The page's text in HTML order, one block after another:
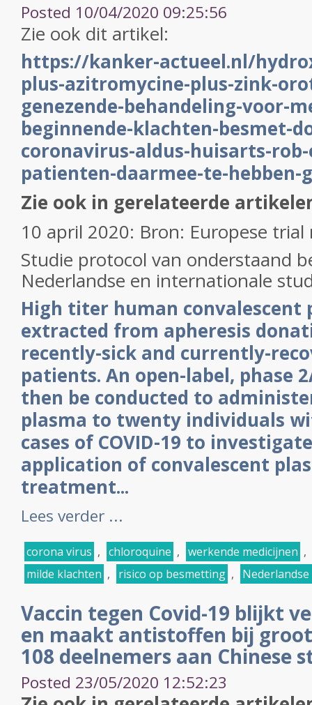
Posted 10/04/2020 09:25:56
Zie ook dit artikel:
https://kanker-actueel.nl/
plus-azitromycine-plus-zink-
genezende-behandeling-voor-
beginnende-klachten-besmet-
coronavirus-aldus-huisarts-
patienten-daarmee-te-hebben-
Zie ook in gerelateerde
10 april 2020: Bron: Europese trial
Studie protocol van onderstaand
Nederlandse en internationale
High titer human convalescent
extracted from apheresis
recently-sick and currently-
patients. An open-label, phase
then be conducted to
plasma to twenty individuals
cases of COVID-19 to
application of convalescent
treatment...
Lees verder ...
corona virus , chloroquine , werkende medicijnen ,
milde klachten , risico op besmetting ,
Vaccin tegen Covid-19 blijkt
en maakt antistoffen bij
108 deelnemers aan Chinese
Posted 23/05/2020 12:52:23